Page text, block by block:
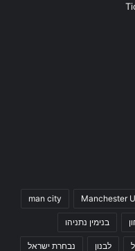
Manchester
man city
בנימין נתניהו
לבנון נבחרת ישראל